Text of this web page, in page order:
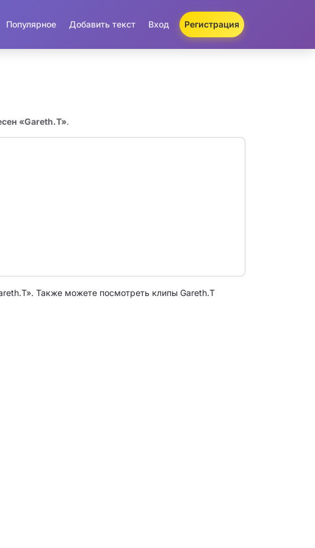
Популярное Добавить текст Вход Регистрация
«Gareth.T».
Также можете посмотреть клипы Gareth.T